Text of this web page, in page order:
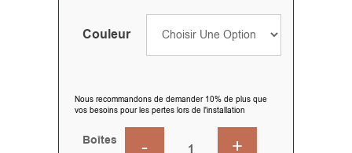
Couleur
Nous recommandons de demander 10% de plus que
vos besoins pour les pertes lors de l'installation
Boîtes